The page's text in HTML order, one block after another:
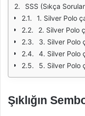
SSS (Sıkça
1. Silver Polo
2. Silver Polo
3. Silver Polo
4. Silver Polo
5. Silver Polo
Şıklığın